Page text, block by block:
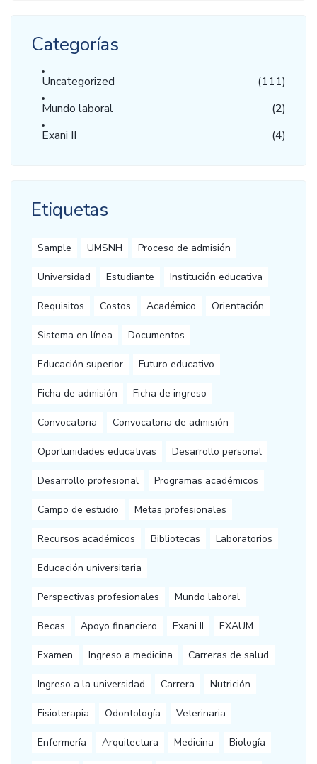
Categorías
Uncategorized
(111)
Mundo laboral
(2)
Exani II
(4)
Etiquetas
Sample UMSNH Proceso de admisión
Universidad Estudiante Institución educativa
Requisitos Costos Académico Orientación
Sistema en línea Documentos
Educación superior Futuro educativo
Ficha de admisión Ficha de ingreso
Convocatoria Convocatoria de admisión
Oportunidades educativas Desarrollo personal
Desarrollo profesional Programas académicos
Campo de estudio Metas profesionales
Recursos académicos Bibliotecas Laboratorios
Educación universitaria
Perspectivas profesionales Mundo laboral
Becas Apoyo financiero Exani II EXAUM
Examen Ingreso a medicina Carreras de salud
Ingreso a la universidad Carrera Nutrición
Fisioterapia Odontología Veterinaria
Enfermería Arquitectura Medicina Biología